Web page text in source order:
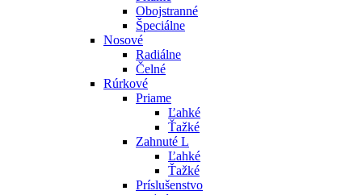
Obojstranné
Špeciálne
Nosové
Radiálne
Čelné
Rúrkové
Priame
Ľahké
Ťažké
Zahnuté L
Ľahké
Ťažké
Príslušenstvo